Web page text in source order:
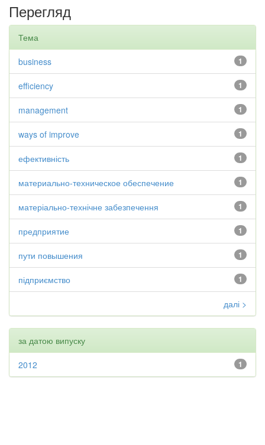
Перегляд
Тема
1
business
1
efficiency
1
management
1
ways of improve
1
ефективність
1
материально-техническое обеспечение
1
матеріально-технічне забезпечення
1
предприятие
1
пути повышения
1
підприємство
далі >
за датою випуску
1
2012